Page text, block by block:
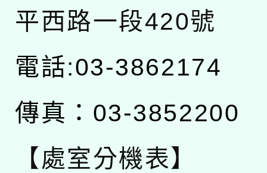
平西路一段420號
電話:03-3862174
傳真：03-3852200
【處室分機表】